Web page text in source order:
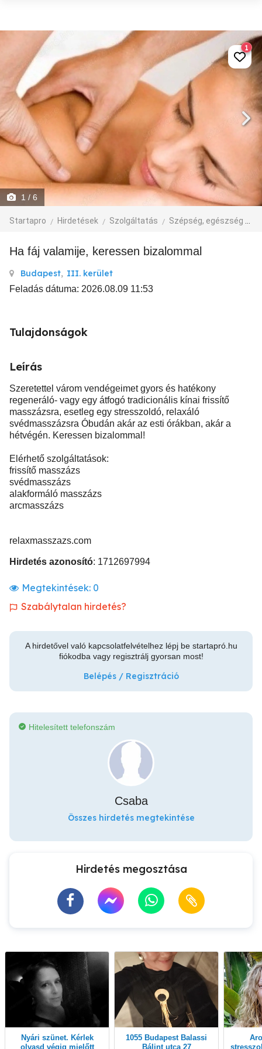
1 / 6
Startapro Hirdetések Szolgáltatás Szépség, egészség
1
Ha fáj valamije, keressen bizalommal
Budapest, III. kerület
Feladás dátuma: 2026.08.09 11:53
Tulajdonságok
Leírás
Szeretettel várom vendégeimet gyors és hatékony
regeneráló- vagy egy átfogó tradicionális kínai frissítő
masszázsra, esetleg egy stresszoldó, relaxáló
svédmasszázsra Óbudán akár az esti órákban, akár a
hétvégén. Keressen bizalommal!
Elérhető szolgáltatások:
frissítő masszázs
svédmasszázs
alakformáló masszázs
arcmasszázs
relaxmasszazs.com
Hirdetés azonosító: 1712697994
Megtekintések: 0
Szabálytalan hirdetés?
A hirdetővel való kapcsolatfelvételhez lépj be startapró.hu
fiókodba vagy regisztrálj gyorsan most!
Belépés / Regisztráció
Hitelesített telefonszám
Csaba
Összes hirdetés megtekintése
Hirdetés megosztása
Nyári szünet. Kérlek
olvasd végig mielőtt
1055 Budapest Balassi
Bálint utca 27
Aromaterápiás